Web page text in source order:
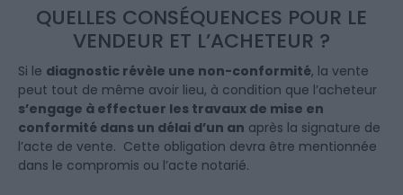
QUELLES CONSÉQUENCES POUR LE
VENDEUR ET L’ACHETEUR ?
Si le diagnostic révèle une non-conformité, la vente
peut tout de même avoir lieu, à condition que l’acheteur
s’engage à effectuer les travaux de mise en
conformité dans un délai d’un an après la signature de
l’acte de vente. Cette obligation devra être mentionnée
dans le compromis ou l’acte notarié.